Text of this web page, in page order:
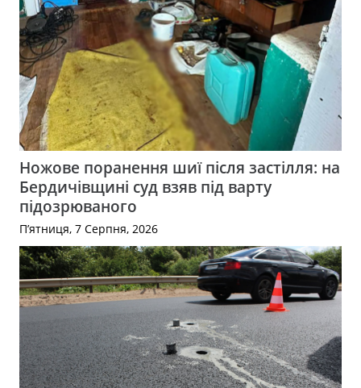
Ножове поранення шиї після застілля: на
Бердичівщині суд взяв під варту
підозрюваного
П’ятниця, 7 Серпня, 2026